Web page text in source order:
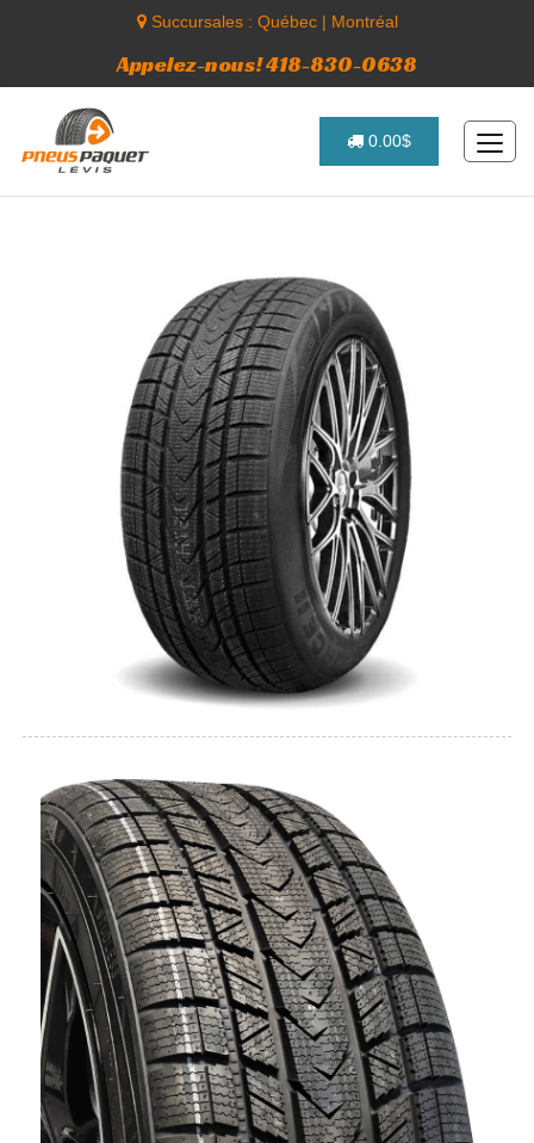
Succursales : Québec| Montréal
Appelez-nous! 418-830-0638
0.00$